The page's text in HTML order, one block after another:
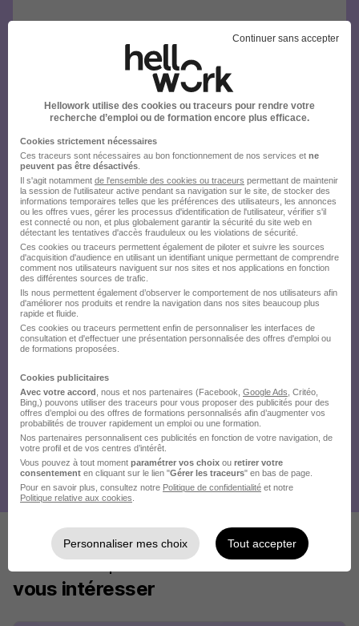
Ces offres pourraient aussi
vous intéresser
Continuer sans accepter
Hellowork utilise des cookies ou traceurs pour rendre votre
recherche d’emploi ou de formation encore plus efficace.
Cookies strictement nécessaires
Ces traceurs sont nécessaires au bon fonctionnement de nos services et ne
peuvent pas être désactivés
Il s'agit notamment de l'ensemble des cookies ou traceurs permettant de maintenir
la session de l'utilisateur active pendant sa navigation sur le site, de stocker des
informations temporaires telles que les préférences des utilisateurs, les annonces
ou les offres vues, gérer les processus d'identification de l'utilisateur, vérifier s'il
est connecté ou non, et plus globalement garantir la sécurité du site web en
détectant les tentatives d'accès frauduleux ou les violations de sécurité.
Ces cookies ou traceurs permettent également de piloter et suivre les sources
d'acquisition d'audience en utilisant un identifiant unique permettant de comprendre
comment nos utilisateurs naviguent sur nos sites et nos applications en fonction
des différentes sources de trafic.
Ils nous permettent également d’observer le comportement de nos utilisateurs afin
d'améliorer nos produits et rendre la navigation dans nos sites beaucoup plus
rapide et fluide.
Ces cookies ou traceurs permettent enfin de personnaliser les interfaces de
consultation et d'effectuer une présentation personnalisée des offres d'emploi ou
de formations proposées.
Cookies publicitaires
Avec votre accord , nous et nos partenaires (Facebook, Google Ads , Critéo,
Bing,) pouvons utiliser des traceurs pour vous proposer des publicités pour des
offres d’emploi ou des offres de formations personnalisés afin d’augmenter vos
probabilités de trouver rapidement un emploi ou une formation.
Nos partenaires personnalisent ces publicités en fonction de votre navigation, de
votre profil et de vos centres d’intérêt.
Vous pouvez à tout moment paramétrer vos choix ou retirer votre
consentement en cliquant sur le lien "Gérer les traceurs" en bas de page.
Pour en savoir plus, consultez notre Politique de confidentialité et notre
Politique relative aux cookies
Personnaliser mes choix Tout accepter